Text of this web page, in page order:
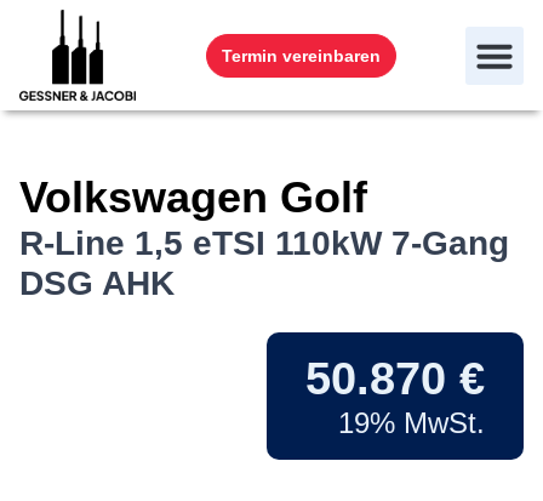
Termin vereinbaren
Volkswagen Golf
R-Line 1,5 eTSI 110kW 7-Gang
DSG AHK
50.870 €
19% MwSt.